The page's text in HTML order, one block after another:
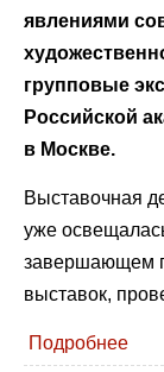
явлениями
групповые
Российской
в Москве.
Выставочная
уже
завершающем
выставок,
Подробнее